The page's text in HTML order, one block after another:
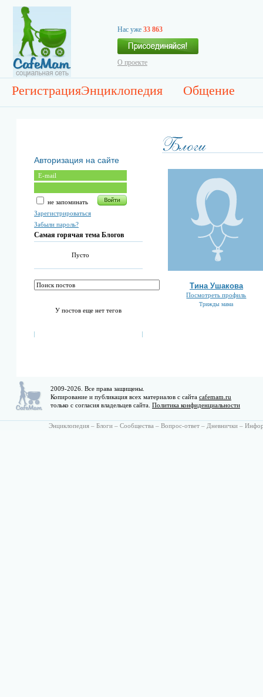
Нас уже 33 863
О проекте
РегистрацияЭнциклопедия Общение
Авторизация на сайте
не запоминать
Зарегистрироваться
Забыли пароль?
Самая горячая тема Блогов
Пусто
У постов еще нет тегов
Тина Ушакова
Посмотреть профиль
Трижды мама
2009-2026. Все права защищены.
Копирование и публикация всех материалов с сайта cafemam.ru
только с согласия владельцев сайта. Политика конфиденциальности
Энциклопедия – Блоги – Сообщества – Вопрос-ответ – Дневнички –